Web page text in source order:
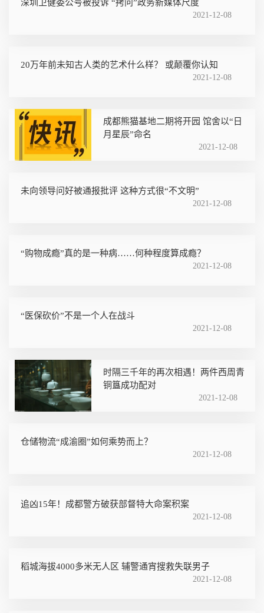
深圳卫健委公号被投诉 “拷问”政务新媒体尺度
2021-12-08
20万年前未知古人类的艺术什么样？ 或颠覆你认知
2021-12-08
成都熊猫基地二期将开园 馆舍以“日
月星辰”命名
2021-12-08
未向领导问好被通报批评 这种方式很“不文明”
2021-12-08
“购物成瘾”真的是一种病……何种程度算成瘾？
2021-12-08
“医保砍价”不是一个人在战斗
2021-12-08
时隔三千年的再次相遇！两件西周青
铜簋成功配对
2021-12-08
仓储物流“成渝圈”如何乘势而上？
2021-12-08
追凶15年！成都警方破获部督特大命案积案
2021-12-08
稻城海拔4000多米无人区 辅警通宵搜救失联男子
2021-12-08